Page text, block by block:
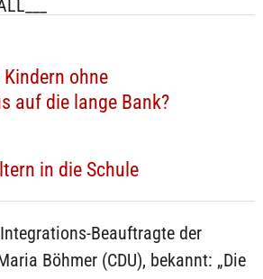
ohne
auf die lange Bank?
in die Schule
Beauftragte der
Böhmer (CDU), bekannt: „Die